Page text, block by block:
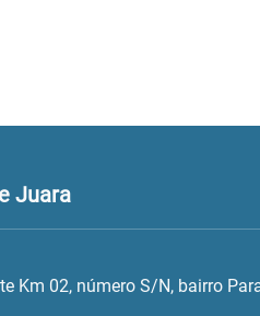
Juara
Km 02, número S/N, bairro